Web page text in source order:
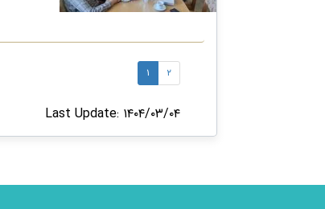
۱ ۲
Last Update: ۱۴۰۴/۰۳/۰۴